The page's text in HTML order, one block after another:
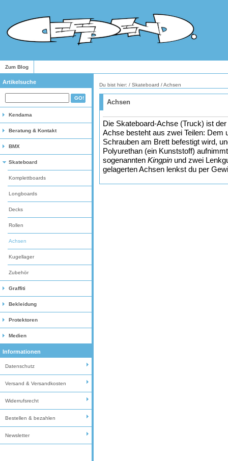
Zum Blog
Artikelsuche
Kendama
Beratung & Kontakt
BMX
Skateboard
Komplettboards
Longboards
Decks
Rollen
Achsen
Kugellager
Zubehör
Graffiti
Bekleidung
Protektoren
Medien
Informationen
Datenschutz
Versand & Versandkosten
Widerrufsrecht
Bestellen & bezahlen
Newsletter
Du bist hier: / Skateboard /Achsen
Achsen
Die Skateboard-Achse (Truck) ist
Achse besteht aus zwei Teilen: Dem
Schrauben am Brett befestigt wird,
Polyurethan (ein Kunststoff)
sogenannten Kingpin und zwei
gelagerten Achsen lenkst du per